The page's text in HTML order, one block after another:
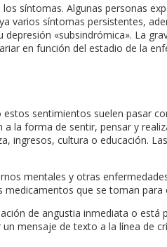
síntomas. Algunas personas
varios síntomas persistentes,
«subsindrómica». La
en función del estadio de la
sentimientos suelen pasar
la forma de sentir, pensar y
ingresos, cultura o educación.
mentales y otras
que se toman
de angustia inmediata o
mensaje de texto a la línea de